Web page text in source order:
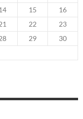
15
16
22
23
29
30